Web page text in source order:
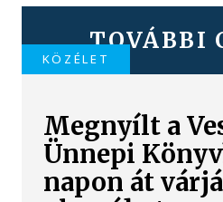
TOVÁBBI
KÖZÉLET
Megnyílt a
Ünnepi
napon át